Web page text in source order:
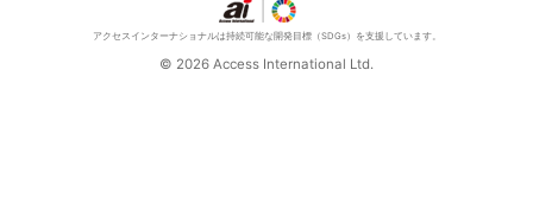
アクセスインターナショナルは持続可能な開発目標（SDGs）を支援しています。
© 2026 Access International Ltd.